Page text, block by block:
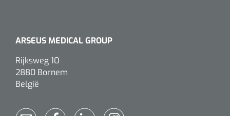
ARSEUS MEDICAL GROUP
Rijksweg 10
2880 Bornem
België